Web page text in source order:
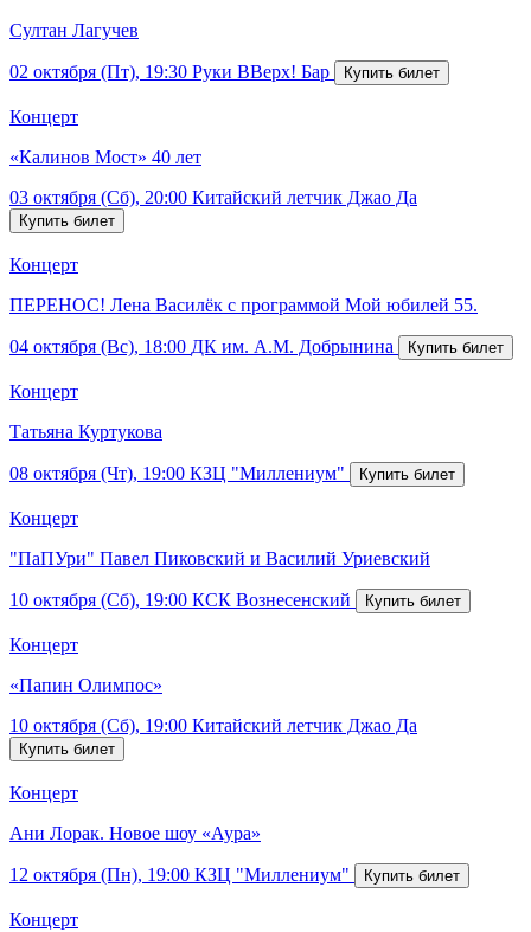
Султан Лагучев
02 октября (Пт), 19:30 Руки ВВерх! Бар
Концерт
«Калинов Мост» 40 лет
03 октября (Сб), 20:00 Китайский летчик Джао Да
Концерт
ПЕРЕНОС! Лена Василёк с программой Мой юбилей 55.
04 октября (Вс), 18:00 ДК им. А.М. Добрынина
Концерт
Татьяна Куртукова
08 октября (Чт), 19:00 КЗЦ "Миллениум"
Концерт
"ПаПУри" Павел Пиковский и Василий Уриевский
10 октября (Сб), 19:00 КСК Вознесенский
Концерт
«Папин Олимпос»
10 октября (Сб), 19:00 Китайский летчик Джао Да
Концерт
Ани Лорак. Новое шоу «Аура»
12 октября (Пн), 19:00 КЗЦ "Миллениум"
Концерт